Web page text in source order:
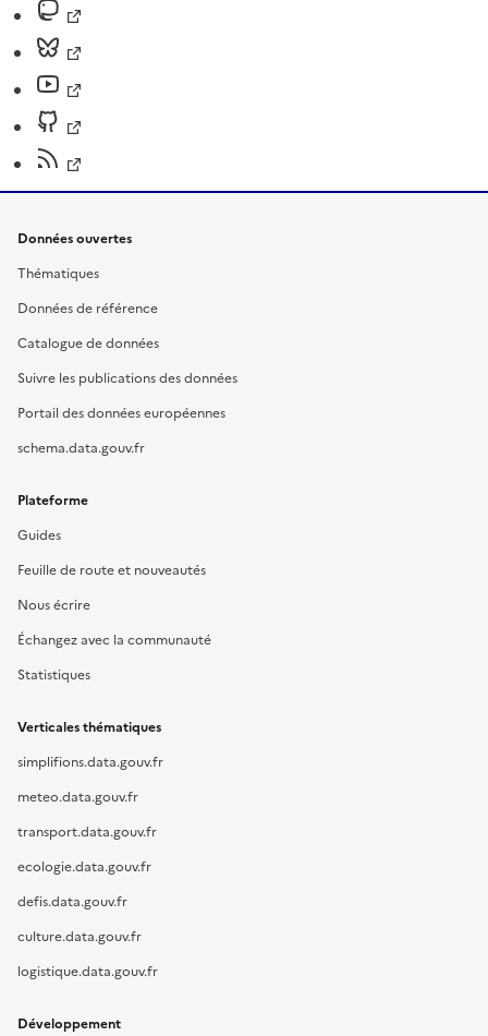
Données ouvertes
Thématiques
Données de référence
Catalogue de données
Suivre les publications des données
Portail des données européennes
schema.data.gouv.fr
Plateforme
Guides
Feuille de route et nouveautés
Nous écrire
Échangez avec la communauté
Statistiques
Verticales thématiques
simplifions.data.gouv.fr
meteo.data.gouv.fr
transport.data.gouv.fr
ecologie.data.gouv.fr
defis.data.gouv.fr
culture.data.gouv.fr
logistique.data.gouv.fr
Développement